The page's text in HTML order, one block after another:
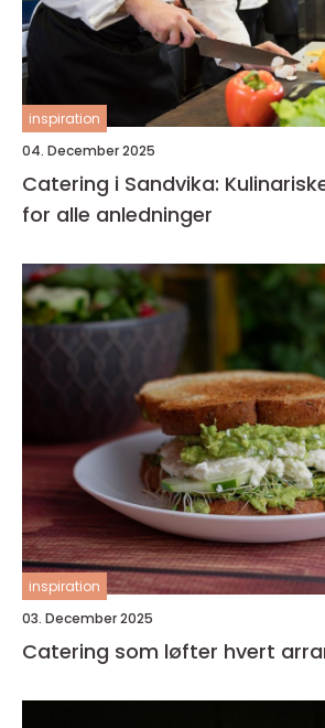
inspiration
04. December 2025
Catering i Sandvika:
for alle anledninger
inspiration
03. December 2025
Catering som løfter hvert